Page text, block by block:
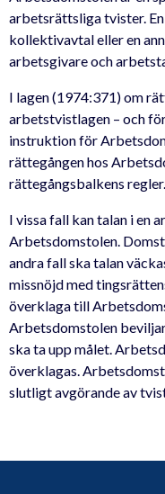
arbetsrättsliga tvister.
kollektivavtal eller en
arbetsgivare och
I lagen (1974:371) om
arbetstvistlagen – och
instruktion för
rättegången hos
rättegångsbalkens regler.
I vissa fall kan talan i en
Arbetsdomstolen.
andra fall ska talan
missnöjd med
överklaga till
Arbetsdomstolen
ska ta upp målet.
överklagas.
slutligt avgörande av